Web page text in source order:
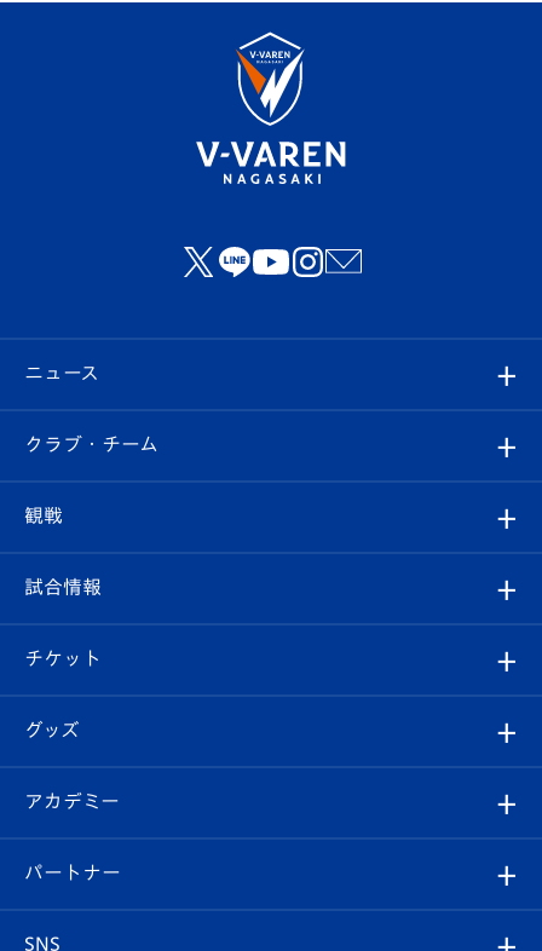
ニュース
すべて
クラブ
試合情報
チケット
イベント
メディア
クラブ・チーム
クラブ概要
エンブレム紹介
スタッフプロフィール
マスコット紹介
観戦
観戦ルール
はじめての観戦ガイド
Revive Team
ヴィヴィくんの長崎おもてなしガイド
試合情報
試合日程/結果
フォトギャラリー
スタジアムグルメ
チケット
チケット
V-LOVERS（ファンクラブ）
プレイヤーズスイート
グッズ
オンラインショップ
店舗情報
アカデミー
育成からのお知らせ
パートナー
SNS